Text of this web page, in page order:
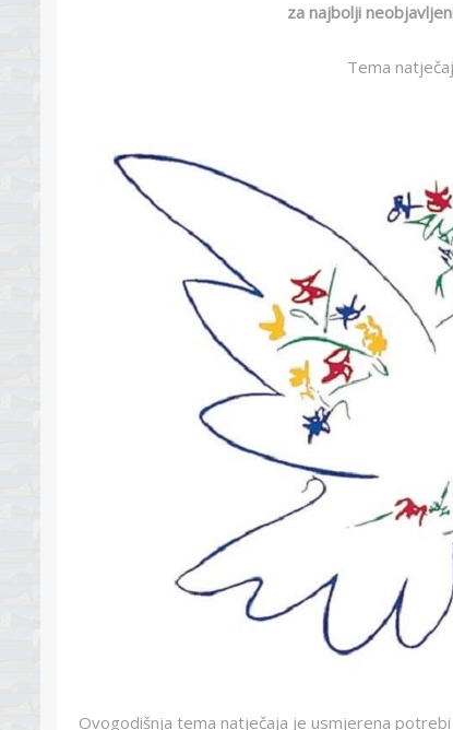
za najbolji
Tema
Ovogodišnja tema natječaja je usmjerena